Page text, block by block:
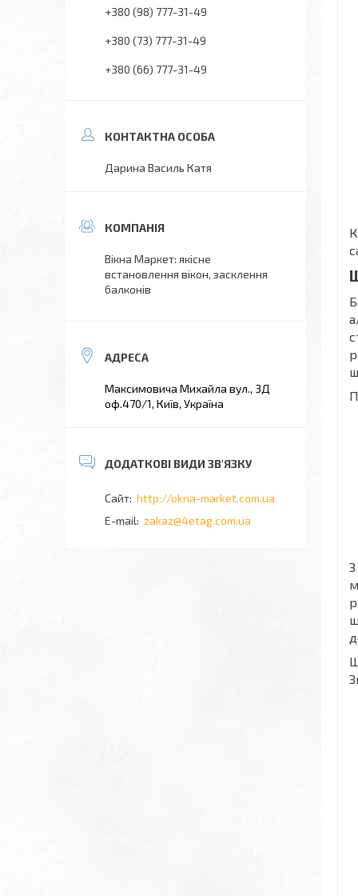
+380 (98) 777-31-49
+380 (73) 777-31-49
+380 (66) 777-31-49
Дарина Василь Катя
Вікна Маркет: якісне
встановлення вікон, засклення
балконів
Максимовича Михайла вул., 3Д
оф.470/1, Київ, Україна
http://okna-market.com.ua
zakaz@4etag.com.ua